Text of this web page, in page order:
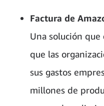
Factura de
Una solución
que las
sus gastos
millones de